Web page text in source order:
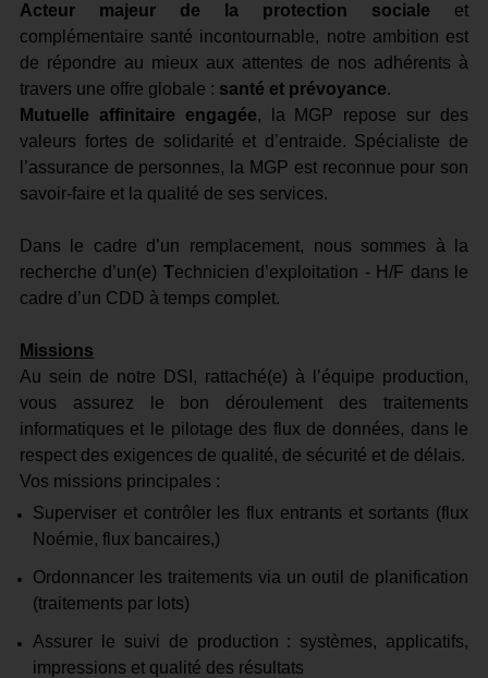
Acteur majeur de la protection sociale et
complémentaire santé incontournable, notre ambition est
de répondre au mieux aux attentes de nos adhérents à
travers une offre globale : santé et prévoyance.
Mutuelle affinitaire
engagée, la MGP repose sur des
valeurs fortes de solidarité et d’entraide. Spécialiste de
l’assurance de personnes, la MGP est reconnue pour son
savoir-faire et la qualité de ses services.
Dans le cadre d’un remplacement, nous sommes à la
recherche d’un(e) Technicien d’exploitation - H/F dans le
cadre d’un CDD à temps complet.
Missions
Au sein de notre DSI, rattaché(e) à l’équipe production,
vous assurez le bon déroulement des traitements
informatiques et le pilotage des flux de données, dans le
respect des exigences de qualité, de sécurité et de délais.
Vos missions principales :
Superviser et contrôler les flux entrants et sortants (flux
Noémie, flux bancaires,)
Ordonnancer les traitements via un outil de planification
(traitements par lots)
Assurer le suivi de production : systèmes, applicatifs,
impressions et qualité des résultats